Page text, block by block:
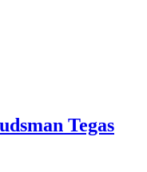
Tegas